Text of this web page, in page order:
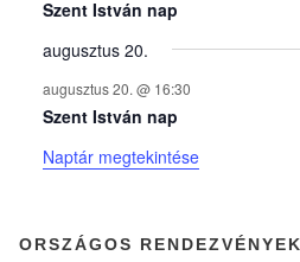
y
e
k
n
Szent István nap
augusztus 20.
augusztus 20. @ 16:30
Szent István nap
Naptár megtekintése
ORSZÁGOS RENDEZVÉNYEK